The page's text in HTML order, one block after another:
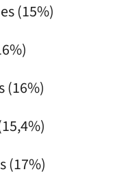
(15%)
(16%)
(17%)